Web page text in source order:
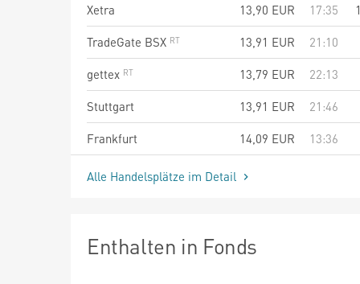
Xetra
13,90 EUR 17:35
TradeGate BSX
13,91 EUR
21:10
gettex
13,79 EUR
22:13
Stuttgart
13,91 EUR
21:46
Frankfurt
14,09 EUR 13:36
Alle Handelsplätze im Detail
Enthalten in Fonds